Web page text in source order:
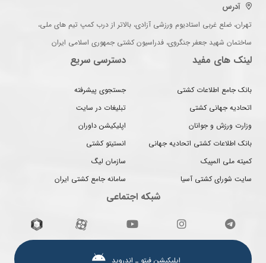
آدرس
تهران، ضلع غربی استادیوم ورزشی آزادی، بالاتر از درب کمپ تیم های ملی،
ساختمان شهید جعفر جنگروی، فدراسیون کشتی جمهوری اسلامی ایران
لینک های مفید
بانک جامع اطلاعات کشتی
اتحادیه جهانی کشتی
وزارت ورزش و جوانان
بانک اطلاعات کشتی اتحادیه جهانی
کمیته ملی المپیک
سایت شورای کشتی آسیا
دسترسی سریع
جستجوی پیشرفته
تبلیغات در سایت
اپلیکیشن داوران
انستیتو کشتی
سازمان لیگ
سامانه جامع کشتی ایران
شبکه اجتماعی
اپلیکیشن فیتو ـ اندروید